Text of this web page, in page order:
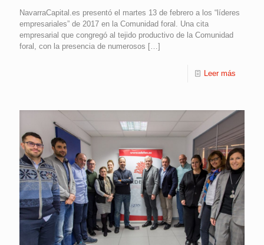
NavarraCapital.es presentó el martes 13 de febrero a los “líderes
empresariales” de 2017 en la Comunidad foral. Una cita
empresarial que congregó al tejido productivo de la Comunidad
foral, con la presencia de numerosos […]
Leer más